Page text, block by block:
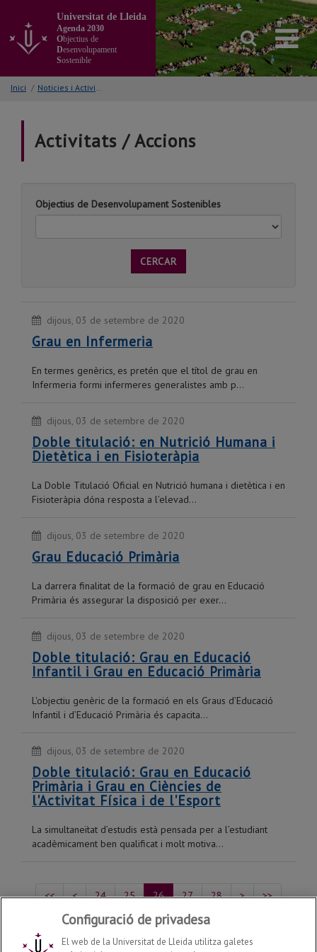
contingut
principal
la
pàgina
Universitat de Lleida
Agenda 2030
Objectius de
Desenvolupament
Sostenible
Inici / Noticies i Activitats/Accions
Activitats / Accions
Objectius de Desenvolupament Sostenibles
CERCAR
dijous, 03 de setembre de 2020
Grau en Infermeria
En termes genèrics, es pretén que el títol de grau en
Infermeria formi infermeres generalistes amb p...
dijous, 03 de setembre de 2020
Doble titulació: en Nutrició Humana i
Dietètica i en Fisioteràpia
La Doble Titulació Oficial en Nutrició humana i dietètica i en
Fisioteràpia dóna resposta a l’elevad...
dijous, 03 de setembre de 2020
Grau Educació Primària
La darrera finalitat de la formació de grau en Educació
Primària és assegurar la disposició per exer...
dijous, 03 de setembre de 2020
Doble titulació: Grau en Educació
Infantil i Grau en Educació Primària
L'objectiu genèric de la formació en els Graus d’Educació
Infantil i d’Educació Primària és capacita...
dijous, 03 de setembre de 2020
Doble titulació: Grau en Educació
Primària i Grau en Ciències de
l'Activitat Física i de l'Esport
La simultaneïtat d’estudis està pensada per a l’estudiant
acadèmicament ben qualificat i molt motiva...
<< < 24 25 26 27 28 > >>
Configuració de privadesa
El web de la Universitat de Lleida utilitza galetes